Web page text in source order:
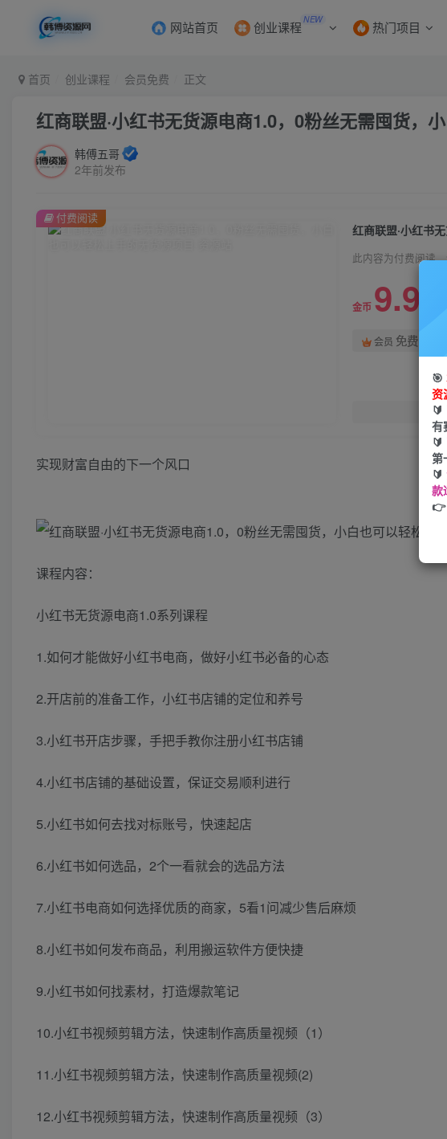
网站首页 创业课程 NEW 热门项目
首页 创业课程 会员免费 正文
红商联盟·小红书无货源电商1.0，0粉丝无需囤货，
韩傅五哥
2年前发布
此内容为付费阅读
金币 9.9
会员 免费
付费阅读
实现财富自由的下一个风口
课程内容：
小红书无货源电商1.0系列课程
1.如何才能做好小红书电商，做好小红书必备的心态
2.开店前的准备工作，小红书店铺的定位和养号
3.小红书开店步骤，手把手教你注册小红书店铺
4.小红书店铺的基础设置，保证交易顺利进行
5.小红书如何去找对标账号，快速起店
6.小红书如何选品，2个一看就会的选品方法
7.小红书电商如何选择优质的商家，5看1问减少售后麻烦
8.小红书如何发布商品，利用搬运软件方便快捷
9.小红书如何找素材，打造爆款笔记
10.小红书视频剪辑方法，快速制作高质量视频（1）
11.小红书视频剪辑方法，快速制作高质量视频(2)
12.小红书视频剪辑方法，快速制作高质量视频（3）
🎯
资
有
第
🔰
款
👉